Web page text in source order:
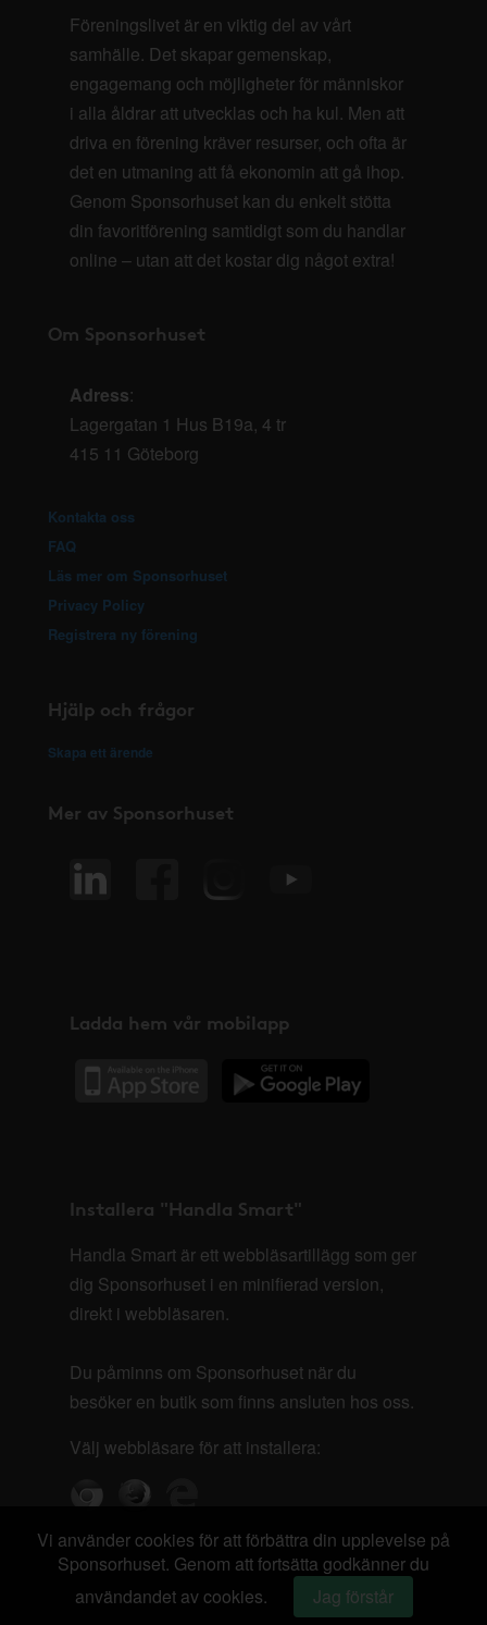
Föreningslivet är en viktig del av vårt
samhälle. Det skapar gemenskap,
engagemang och möjligheter för människor
i alla åldrar att utvecklas och ha kul. Men att
driva en förening kräver resurser, och ofta är
det en utmaning att få ekonomin att gå ihop.
Genom Sponsorhuset kan du enkelt stötta
din favoritförening samtidigt som du handlar
online – utan att det kostar dig något extra!
Om Sponsorhuset
Adress:
Lagergatan 1 Hus B19a, 4 tr
415 11 Göteborg
Kontakta oss
FAQ
Läs mer om Sponsorhuset
Privacy Policy
Registrera ny förening
Hjälp och frågor
Skapa ett ärende
Mer av Sponsorhuset
Ladda hem vår mobilapp
Installera "Handla Smart"
Handla Smart är ett webbläsartillägg som ger
dig Sponsorhuset i en minifierad version,
direkt i webbläsaren.
Du påminns om Sponsorhuset när du
besöker en butik som finns ansluten hos oss.
Välj webbläsare för att installera:
Vi använder cookies för att förbättra din upplevelse på
Sponsorhuset. Genom att fortsätta godkänner du
användandet av cookies.
Jag förstår